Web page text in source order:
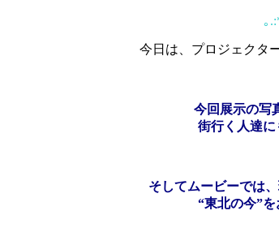
｡
今日は、プロジェクタ
今回展示の写
街行く人達
そしてムービーでは
“東北の今”